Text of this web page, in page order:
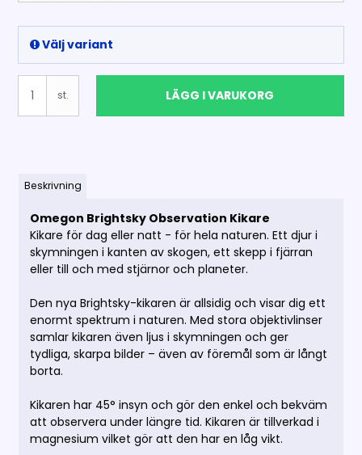
Välj variant
st. LÄGG I VARUKORG
Beskrivning
Omegon Brightsky Observation Kikare
Kikare för dag eller natt - för hela naturen. Ett djur i
skymningen i kanten av skogen, ett skepp i fjärran
eller till och med stjärnor och planeter.
Den nya Brightsky-kikaren är allsidig och visar dig ett
enormt spektrum i naturen. Med stora objektivlinser
samlar kikaren även ljus i skymningen och ger
tydliga, skarpa bilder – även av föremål som är långt
borta.
Kikaren har 45° insyn och gör den enkel och bekväm
att observera under längre tid. Kikaren är tillverkad i
magnesium vilket gör att den har en låg vikt.